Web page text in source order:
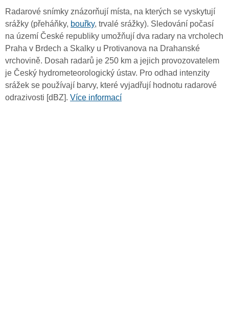
Radarové snímky znázorňují místa, na kterých se vyskytují
srážky (přeháňky, bouřky, trvalé srážky). Sledování počasí
na území České republiky umožňují dva radary na vrcholech
Praha v Brdech a Skalky u Protivanova na Drahanské
vrchovině. Dosah radarů je 250 km a jejich provozovatelem
je Český hydrometeorologický ústav. Pro odhad intenzity
srážek se používají barvy, které vyjadřují hodnotu radarové
odrazivosti [dBZ]. Více informací